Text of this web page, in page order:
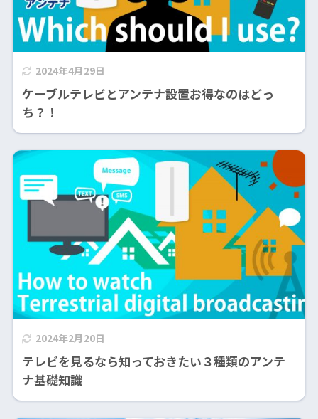
2024年4月29日
ケーブルテレビとアンテナ設置お得なのはどっ
ち？！
2024年2月20日
テレビを見るなら知っておきたい３種類のアンテ
ナ基礎知識